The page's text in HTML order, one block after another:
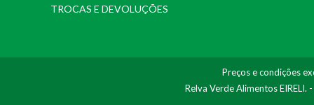
TROCAS E DEVOLUÇÕES
Preços e condições
Relva Verde Alimentos